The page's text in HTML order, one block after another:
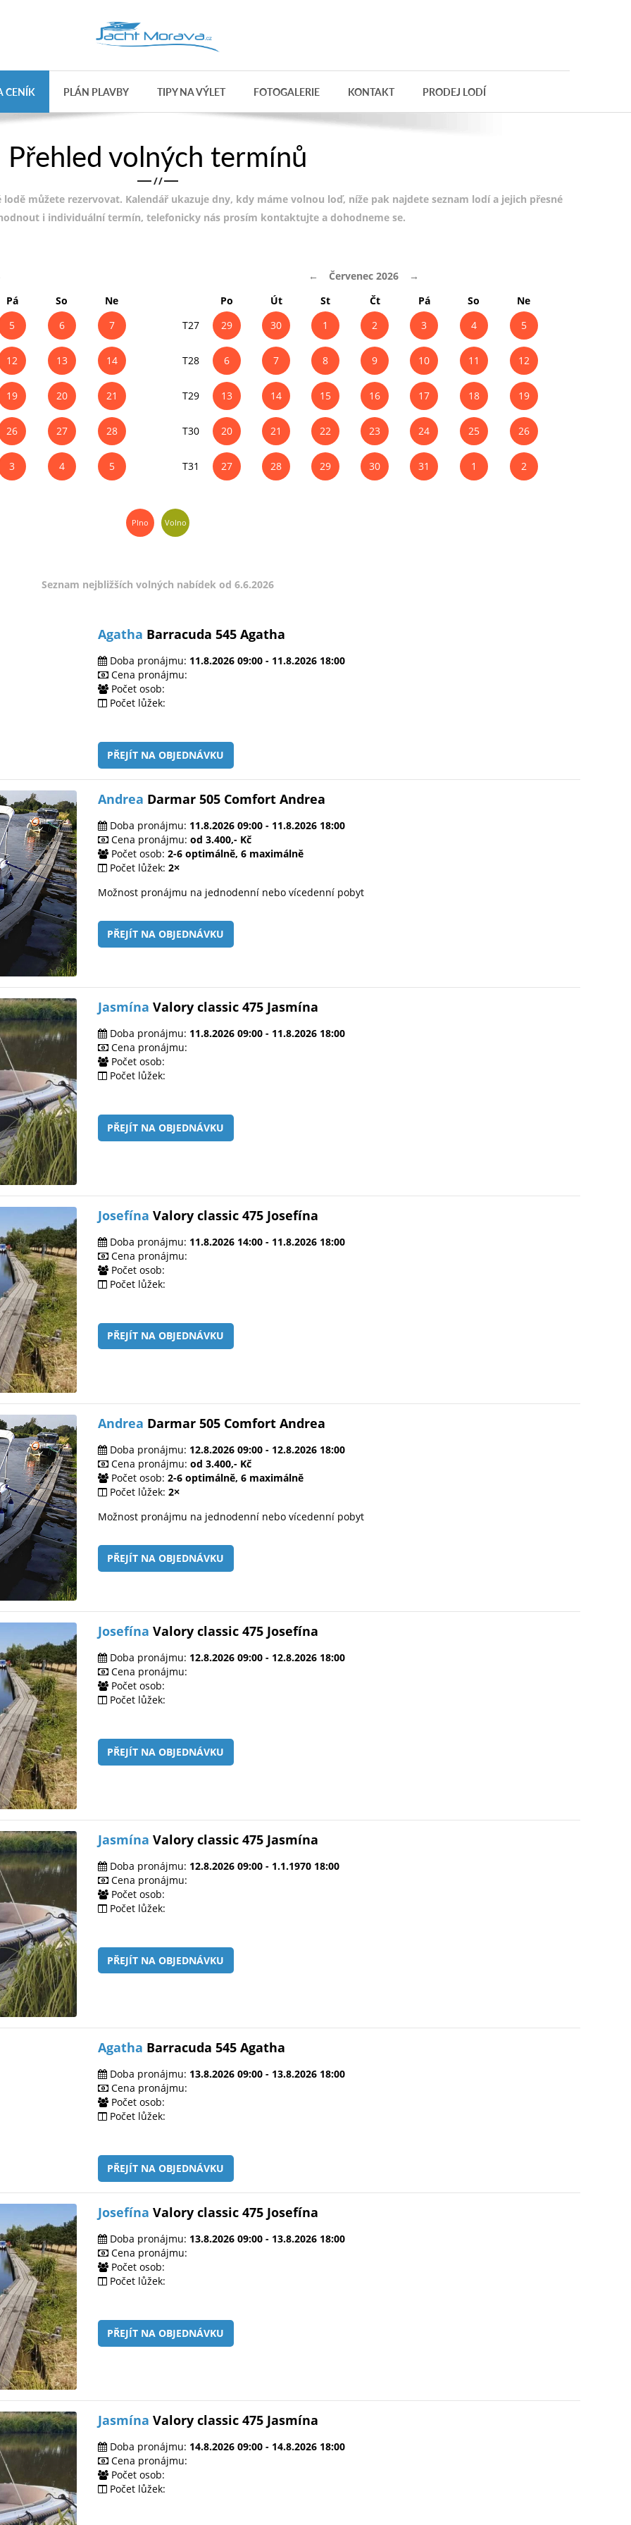
CENÍK PLÁN PLAVBY TIPY NA VÝLET FOTOGALERIE KONTAKT PRODEJ LODÍ
Přehled volných termínů
/ /
můžete rezervovat. Kalendář ukazuje dny, kdy máme volnou loď, níže pak najdete seznam lodí a jejich přesné
i individuální termín, telefonicky nás prosím kontaktujte a dohodneme se.
Pá So
Ne
5 6 7
12 13 14
19 20 21
26 27 28
3 4 5
← Červenec 2026
→
Po
Út St Čt Pá So
Ne
T27
29 30 1 2 3 4 5
T28 6 7 8 9 10 11 12
T29 13 14 15 16 17 18 19
T30 20 21 22 23 24 25 26
T31 27 28 29 30 31 1 2
Plno Volno
Seznam nejbližších volných nabídek od 6.6.2026
Agatha Barracuda 545 Agatha
Doba pronájmu: 11.8.2026 09:00 - 11.8.2026 18:00
Cena pronájmu:
Počet osob:
Počet lůžek:
PŘEJÍT NA OBJEDNÁVKU
Andrea Darmar 505 Comfort Andrea
Doba pronájmu: 11.8.2026 09:00 - 11.8.2026 18:00
Cena pronájmu: od 3.400,- Kč
Počet osob: 2-6 optimálně, 6 maximálně
Počet lůžek: 2×
Možnost pronájmu na jednodenní nebo vícedenní pobyt
PŘEJÍT NA OBJEDNÁVKU
Jasmína Valory classic 475 Jasmína
Doba pronájmu: 11.8.2026 09:00 - 11.8.2026 18:00
Cena pronájmu:
Počet osob:
Počet lůžek:
PŘEJÍT NA OBJEDNÁVKU
Josefína Valory classic 475 Josefína
Doba pronájmu: 11.8.2026 14:00 - 11.8.2026 18:00
Cena pronájmu:
Počet osob:
Počet lůžek:
PŘEJÍT NA OBJEDNÁVKU
Andrea Darmar 505 Comfort Andrea
Doba pronájmu: 12.8.2026 09:00 - 12.8.2026 18:00
Cena pronájmu: od 3.400,- Kč
Počet osob: 2-6 optimálně, 6 maximálně
Počet lůžek: 2×
Možnost pronájmu na jednodenní nebo vícedenní pobyt
PŘEJÍT NA OBJEDNÁVKU
Josefína Valory classic 475 Josefína
Doba pronájmu: 12.8.2026 09:00 - 12.8.2026 18:00
Cena pronájmu:
Počet osob:
Počet lůžek:
PŘEJÍT NA OBJEDNÁVKU
Jasmína Valory classic 475 Jasmína
Doba pronájmu: 12.8.2026 09:00 - 1.1.1970 18:00
Cena pronájmu:
Počet osob:
Počet lůžek:
PŘEJÍT NA OBJEDNÁVKU
Agatha Barracuda 545 Agatha
Doba pronájmu: 13.8.2026 09:00 - 13.8.2026 18:00
Cena pronájmu:
Počet osob:
Počet lůžek:
PŘEJÍT NA OBJEDNÁVKU
Josefína Valory classic 475 Josefína
Doba pronájmu: 13.8.2026 09:00 - 13.8.2026 18:00
Cena pronájmu:
Počet osob:
Počet lůžek:
PŘEJÍT NA OBJEDNÁVKU
Jasmína Valory classic 475 Jasmína
Doba pronájmu: 14.8.2026 09:00 - 14.8.2026 18:00
Cena pronájmu:
Počet osob:
Počet lůžek: